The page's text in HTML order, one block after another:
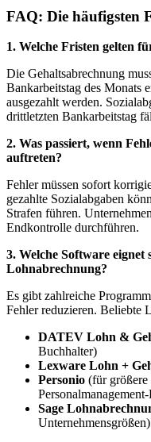
FAQ: Die häufigsten
1. Welche Fristen gelten
Die Gehaltsabrechnung
Bankarbeitstag des Monats
ausgezahlt werden.
drittletzten Bankarbeitstag
2. Was passiert, wenn
auftreten?
Fehler müssen sofort
gezahlte Sozialabgaben
Strafen führen.
Endkontrolle durchführen.
3. Welche Software eignet
Lohnabrechnung?
Es gibt zahlreiche
Fehler reduzieren. Beliebte
DATEV Lohn &
Buchhalter)
Lexware Lohn +
Personio (für
Sage
Unternehmensgrößen)